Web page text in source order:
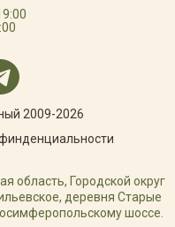
2009-2026
область, Городской округ
деревня Старые
шоссе.